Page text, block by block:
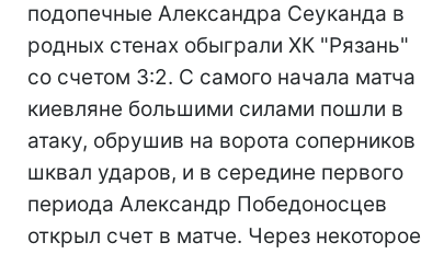
подопечные Александра Сеуканда в
родных стенах обыграли ХК "Рязань"
со счетом 3:2. С самого начала матча
киевляне большими силами пошли в
атаку, обрушив на ворота соперников
шквал ударов, и в середине первого
периода Александр Победоносцев
открыл счет в матче. Через некоторое